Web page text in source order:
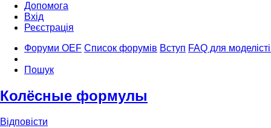
Допомога
Вхід
Реєстрація
Форуми OEF Список форумів Вступ FAQ для
Пошук
Колёсные формулы
Відповісти